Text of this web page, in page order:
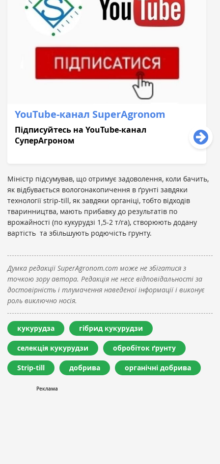
YouTube-кaнaл SuperAgronom
Підписуйтесь нa YouTube-кaнaл
СуперAгроном
Міністр підсумував, що отримує задоволення, коли бачить,
як відбувається вологонакопичення в ґрунті завдяки
технології strip-till, як завдяки органіці, тобто відходів
тваринництва, мають прибавку до результатів по
врожайності (по кукурудзі 1,5-2 т/га), створюють додану
вартість та збільшують родючість грунту.
Думка редакції SuperAgronom.com може не збігатися з
точкою зору автора. Редакція не несе відповідальності за
достовірність і тлумачення наведеної інформації і виконує
роль виключно носія.
кукурудза гібрид кукурудзи
селекція кукурудзи обробіток ґрунту
Strip-till добрива органічні добрива